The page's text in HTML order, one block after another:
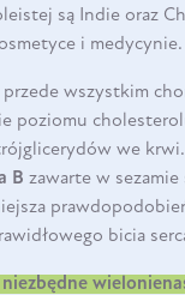
są Indie oraz
i medycynie.
wszystkim
poziomu
we
B zawarte w
bicia
niezbędne